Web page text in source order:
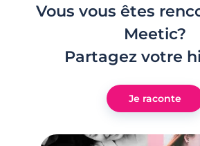
3 minutes
Vous vous êtes
Meetic?
Partagez votre
Je raconte